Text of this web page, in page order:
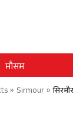
मौसम
» Sirmour»